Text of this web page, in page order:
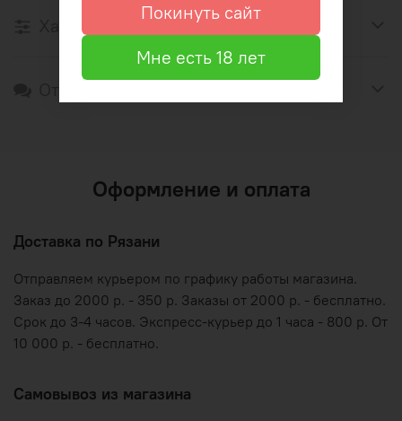
Характеристики
Оформление и оплата
Доставка по Рязани
Отправляем курьером по графику работы магазина.
Заказ до 2000 р. - 350 р. Заказы от 2000 р. - бесплатно.
Срок до 3-4 часов. Экспресс-курьер до 1 часа - 800 р. От
10 000 р. - бесплатно.
Самовывоз из магазина
Покинуть сайт
Мне есть 18 лет